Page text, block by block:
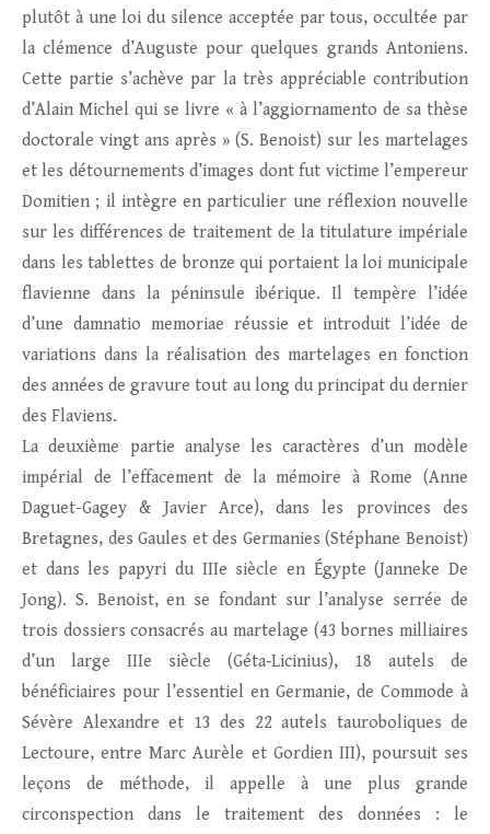
plutôt à une loi du silence acceptée par tous, occultée par
la clémence d’Auguste pour quelques grands Antoniens.
Cette partie s’achève par la très appréciable contribution
d’Alain Michel qui se livre « à l’aggiornamento de sa thèse
doctorale vingt ans après » (S. Benoist) sur les martelages
et les détournements d’images dont fut victime l’empereur
Domitien ; il intègre en particulier une réflexion nouvelle
sur les différences de traitement de la titulature impériale
dans les tablettes de bronze qui portaient la loi municipale
flavienne dans la péninsule ibérique. Il tempère l’idée
d’une damnatio memoriae réussie et introduit l’idée de
variations dans la réalisation des martelages en fonction
des années de gravure tout au long du principat du dernier
des Flaviens.
La deuxième partie analyse les caractères d’un modèle
impérial de l’effacement de la mémoire à Rome (Anne
Daguet-Gagey & Javier Arce), dans les provinces des
Bretagnes, des Gaules et des Germanies (Stéphane Benoist)
et dans les papyri du IIIe siècle en Égypte (Janneke De
Jong). S. Benoist, en se fondant sur l’analyse serrée de
trois dossiers consacrés au martelage (43 bornes milliaires
d’un large IIIe siècle (Géta‑Licinius), 18 autels de
bénéficiaires pour l’essentiel en Germanie, de Commode à
Sévère Alexandre et 13 des 22 autels tauroboliques de
Lectoure, entre Marc Aurèle et Gordien III), poursuit ses
leçons de méthode, il appelle à une plus grande
circonspection dans le traitement des données : le